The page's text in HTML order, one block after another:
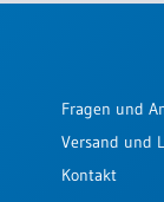
Fragen und
Versand und
Kontakt